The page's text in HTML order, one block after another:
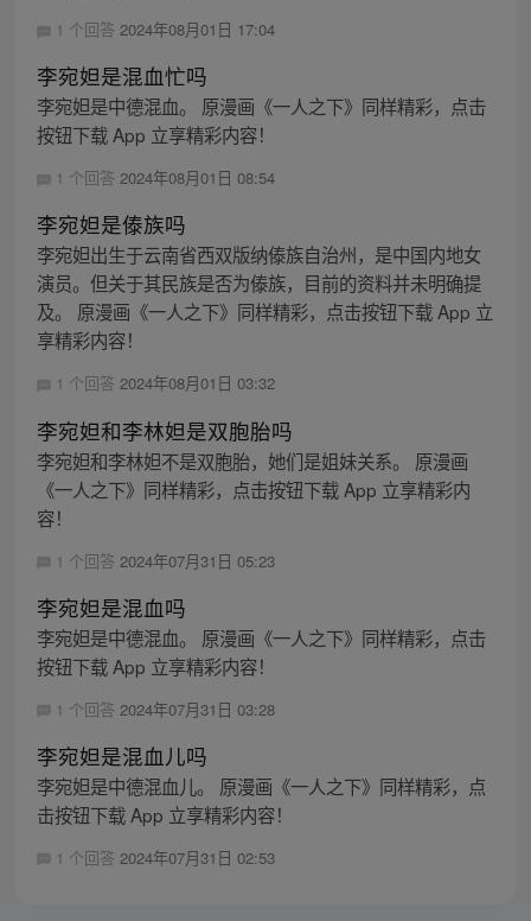
1 个回答 2024年08月01日 17:04
李宛妲是混血忙吗
李宛妲是中德混血。 原漫画《一人之下》同样精彩，点击
按钮下载 App 立享精彩内容！
1 个回答 2024年08月01日 08:54
李宛妲是傣族吗
李宛妲出生于云南省西双版纳傣族自治州，是中国内地女
演员。但关于其民族是否为傣族，目前的资料并未明确提
及。 原漫画《一人之下》同样精彩，点击按钮下载 App 立
享精彩内容！
1 个回答 2024年08月01日 03:32
李宛妲和李林妲是双胞胎吗
李宛妲和李林妲不是双胞胎，她们是姐妹关系。 原漫画
《一人之下》同样精彩，点击按钮下载 App 立享精彩内
容！
1 个回答 2024年07月31日 05:23
李宛妲是混血吗
李宛妲是中德混血。 原漫画《一人之下》同样精彩，点击
按钮下载 App 立享精彩内容！
1 个回答 2024年07月31日 03:28
李宛妲是混血儿吗
李宛妲是中德混血儿。 原漫画《一人之下》同样精彩，点
击按钮下载 App 立享精彩内容！
1 个回答 2024年07月31日 02:53